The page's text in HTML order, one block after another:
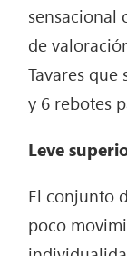
sensacional
de
Tavares que
y 6 rebotes
Leve
El conjunto
poco